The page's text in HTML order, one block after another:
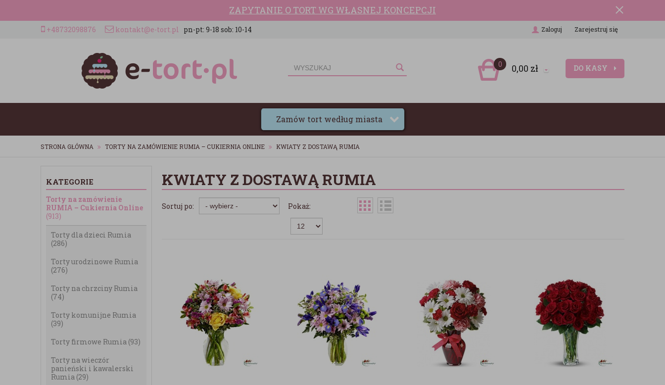
ZAPYTANIE O TORT WG WŁASNEJ KONCEPCJI
+48732098876 kontakt@e-tort.pl pn-pt: 9-18 sob: 10-14 Zaloguj Zarejestruj się
0 0,00 zł DO KASY
Zamów tort według miasta
STRONA GŁÓWNA TORTY NA ZAMÓWIENIE RUMIA – CUKIERNIA ONLINE KWIATY Z DOSTAWĄ RUMIA
KATEGORIE
Torty na zamówienie
RUMIA – Cukiernia Online
(913)
Torty dla dzieci Rumia
(286)
Torty urodzinowe Rumia
(276)
Torty na chrzciny Rumia
(74)
Torty komunijne Rumia
(39)
Torty firmowe Rumia (93)
Torty na wieczór
panieński i kawalerski
Rumia (29)
KWIATY Z DOSTAWĄ RUMIA
Sortuj po: Pokaż: